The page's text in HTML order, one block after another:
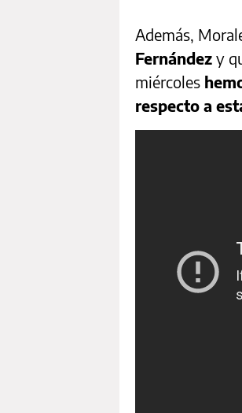
Además,
Fernández y
miércoles
respecto a